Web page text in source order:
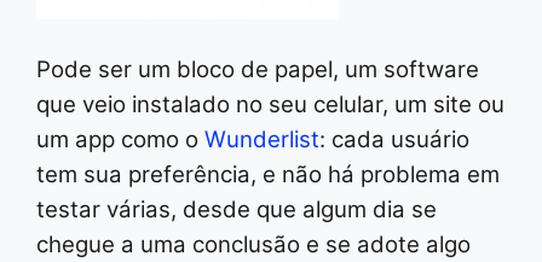
Pode ser um bloco de papel, um software
que veio instalado no seu celular, um site ou
um app como o Wunderlist: cada usuário
tem sua preferência, e não há problema em
testar várias, desde que algum dia se
chegue a uma conclusão e se adote algo